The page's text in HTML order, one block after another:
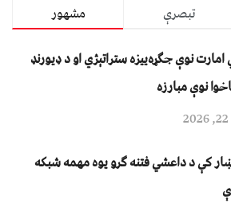
مشهور تبصرې
نوې جګړه‌ییزه ستراتېژي او د ډیورنډ
نوې مبارزه
کې د داعشي فتنه ګرو يوه مهمه شبکه